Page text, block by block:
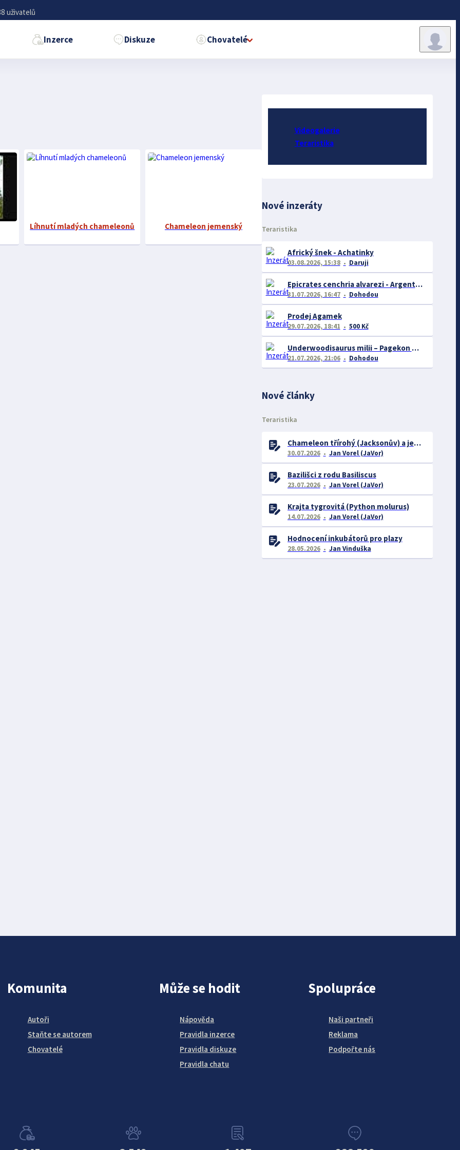
uživatelů
Inzerce Diskuze Chovatelé
Líhnutí mladých chameleonů Chameleon jemenský
Videogalerie
Teraristika
Nové inzeráty
Teraristika
Africký šnek - Achatinky
03.08.2026, 15:38 Daruji
Epicrates cenchria alvarezi - Argentine Rainbow Boa
31.07.2026, 16:47 Dohodou
Prodej Agamek
29.07.2026, 18:41 500 Kč
Underwoodisaurus milii – Pagekon miliův
21.07.2026, 21:06 Dohodou
Nové články
Teraristika
Chameleon třírohý (Jacksonův) a jeho chov
30.07.2026 Jan Vorel (JaVor)
Bazilišci z rodu Basiliscus
23.07.2026 Jan Vorel (JaVor)
Krajta tygrovitá (Python molurus)
14.07.2026 Jan Vorel (JaVor)
Hodnocení inkubátorů pro plazy
28.05.2026 Jan Vinduška
Komunita
Autoři
Staňte se autorem
Chovatelé
Může se hodit
Nápověda
Pravidla inzerce
Pravidla diskuze
Pravidla chatu
Spolupráce
Naši partneři
Reklama
Podpořte nás